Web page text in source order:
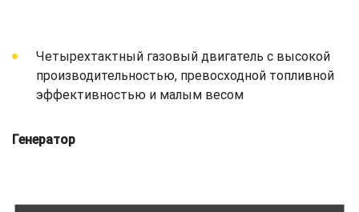
Четырехтактный газовый двигатель с высокой
производительностью, превосходной топливной
эффективностью и малым весом
Генератор